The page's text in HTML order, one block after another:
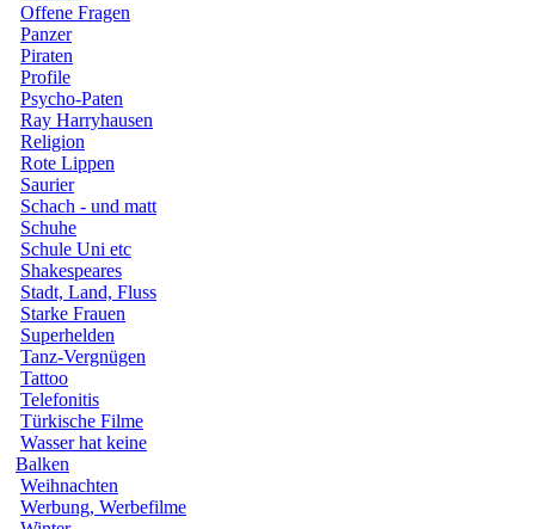
Offene Fragen
Panzer
Piraten
Profile
Psycho-Paten
Ray Harryhausen
Religion
Rote Lippen
Saurier
Schach - und matt
Schuhe
Schule Uni etc
Shakespeares
Stadt, Land, Fluss
Starke Frauen
Superhelden
Tanz-Vergnügen
Tattoo
Telefonitis
Türkische Filme
Wasser hat keine
Balken
Weihnachten
Werbung, Werbefilme